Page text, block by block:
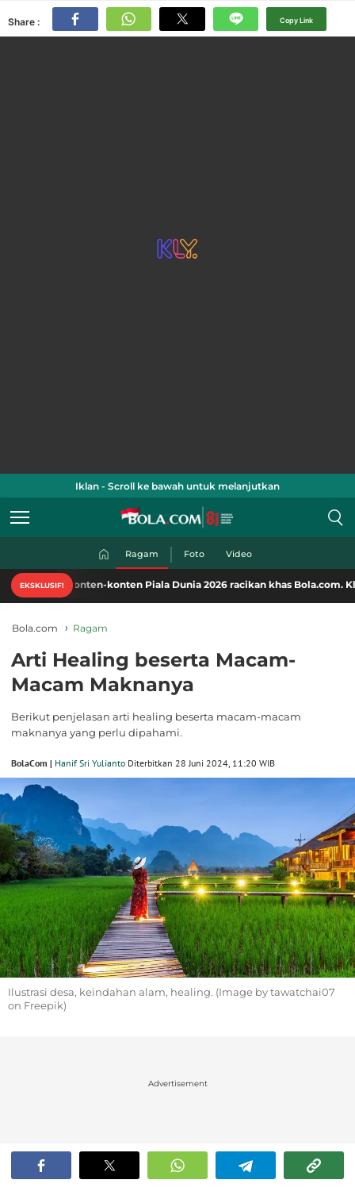
Share : Copy Link
Iklan - Scroll ke bawah untuk melanjutkan
Ragam Foto Video
EKSKLUSIF!
konten Piala Dunia 2026 racikan khas Bola.com. Klik di sini!
Bola.com Ragam
Arti Healing beserta Macam-
Macam Maknanya
Berikut penjelasan arti healing beserta macam-macam
maknanya yang perlu dipahami.
BolaCom | Hanif Sri Yulianto Diterbitkan 28 Juni 2024, 11:20 WIB
Ilustrasi desa, keindahan alam, healing. (Image by tawatchai07
on Freepik)
Advertisement